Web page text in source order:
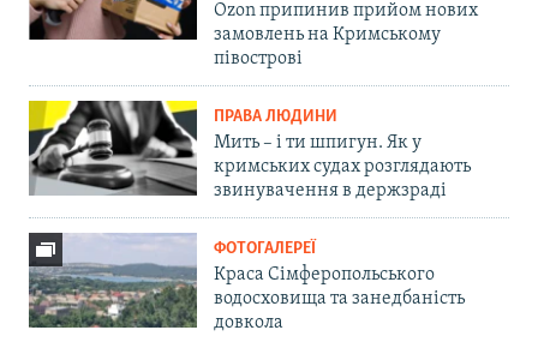
Ozon припинив прийом нових
замовлень на Кримському
півострові
ПРАВА ЛЮДИНИ
Мить – і ти шпигун. Як у
кримських судах розглядають
звинувачення в держзраді
ФОТОГАЛЕРЕЇ
Краса Сімферопольського
водосховища та занедбаність
довкола